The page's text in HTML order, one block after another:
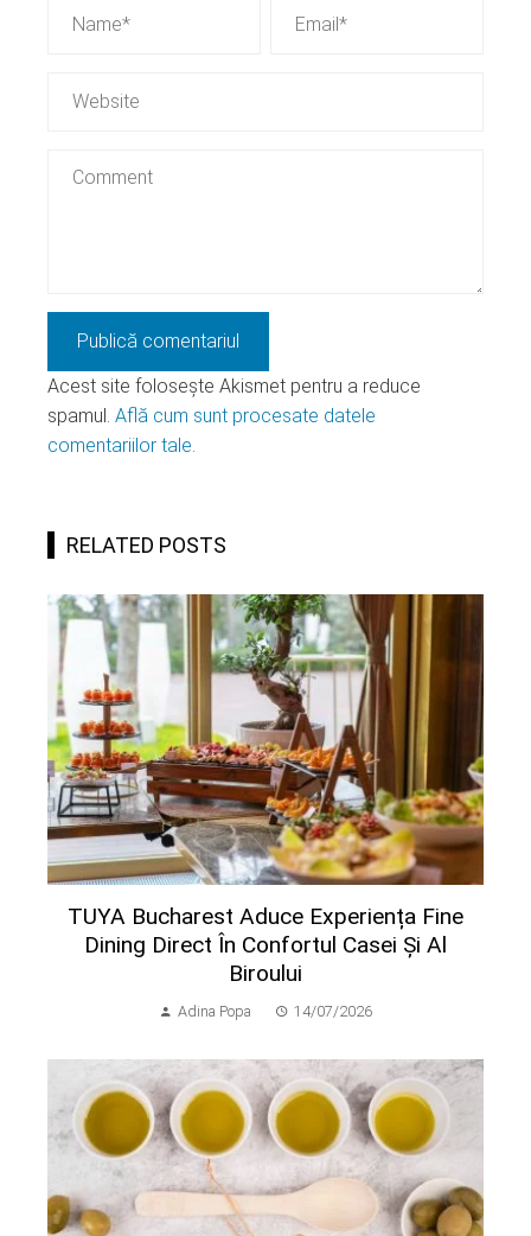
Acest site folosește Akismet pentru a reduce
spamul. Află cum sunt procesate datele
comentariilor tale
RELATED POSTS
TUYA Bucharest Aduce Experiența Fine
Dining Direct În Confortul Casei Și Al
Biroului
Adina Popa 14/07/2026